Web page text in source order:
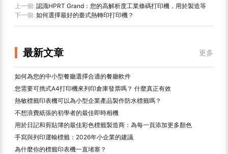
上一個: 認識HPRT Grand：您的高解析度工業條碼打印機，用於製造等
下一個: 如何選擇最好的臺式熱轉印打印機？
最新文章 更多
如何為您的中小型餐廳選擇合適的餐廳軟件
您需要可擕式A4打印機來列印倉庫發票嗎？ 什麼真正有效
熱敏標籤印表機可以為小型企業產品製作防水標籤嗎？
不想浪費紙張的初學者的最佳即時相機
用於日記和剪貼簿的最佳彩色標籤製造商：為每一頁添加更多顏色
手寫與列印運輸標籤：2026年小企業的建議
為什麼你的標籤印表機一直堵塞？